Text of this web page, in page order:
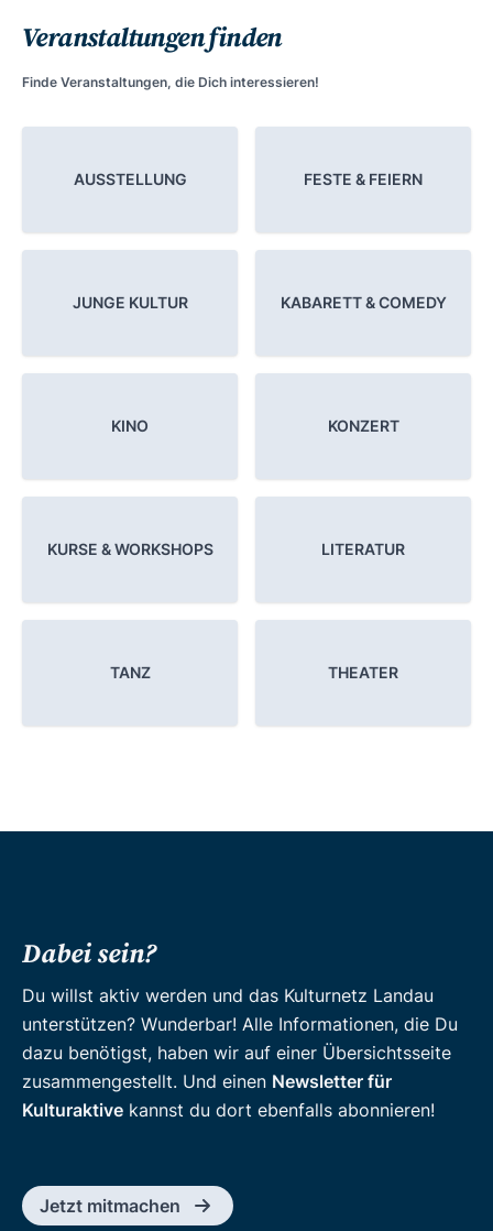
Veranstaltungen finden
Finde Veranstaltungen, die Dich interessieren!
AUSSTELLUNG FESTE & FEIERN
JUNGE KULTUR KABARETT & COMEDY
KINO KONZERT
KURSE & WORKSHOPS LITERATUR
TANZ THEATER
Dabei sein?
Du willst aktiv werden und das Kulturnetz Landau
unterstützen? Wunderbar! Alle Informationen, die Du
dazu benötigst, haben wir auf einer Übersichtsseite
zusammengestellt. Und einen Newsletter für
Kulturaktive kannst du dort ebenfalls abonnieren!
Jetzt mitmachen